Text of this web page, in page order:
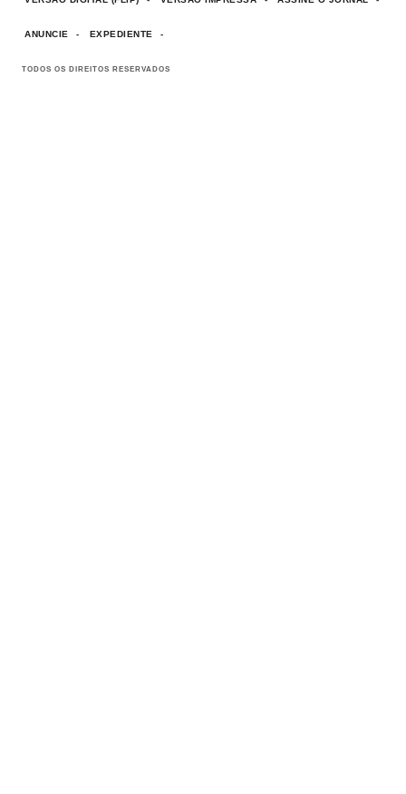
ANUNCIE EXPEDIENTE
TODOS OS DIREITOS RESERVADOS